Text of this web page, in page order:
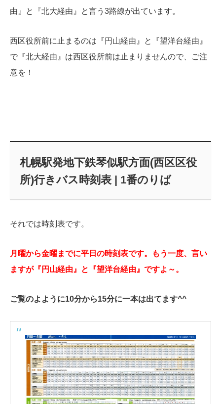
由』と『北大経由』と言う3路線が出ています。
西区役所前に止まるのは『円山経由』と『望洋台経由』
で『北大経由』は西区役所前は止まりませんので、ご注
意を！
札幌駅発地下鉄琴似駅方面(西区区役
所)行きバス時刻表 | 1番のりば
それでは時刻表です。
月曜から金曜までに平日の時刻表です。もう一度、言い
ますが『円山経由』と『望洋台経由』ですよ～。
ご覧のよように10分から15分に一本は出てます^^